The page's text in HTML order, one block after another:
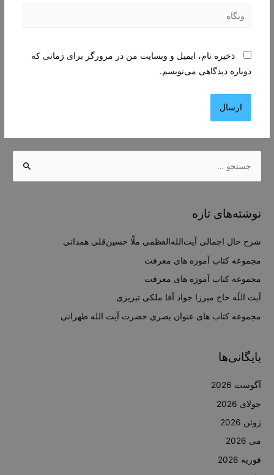
وبگاه
ذخیره نام، ایمیل و وبسایت من در مرورگر برای زمانی که
دوباره دیدگاهی می‌نویسم.
ب
ی
نوشته‌های تازه
شرح حال اجمالی آیت‌الله‌العظمی ملّا حسین‌قلی همدانی
مجموعه کتاب آموزه های معرفت
مجموعه کتاب آموزه های معرفت
آیت اللَه حاج میرزا جواد آقا ملکی تبریزی
مجموعه کتاب های عنوان بصری حضرت آیت الله طهرانی
بایگانی‌ها
آگوست 2026
جولای 2026
ژوئن 2026
می 2026
فوریه 2026